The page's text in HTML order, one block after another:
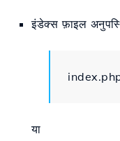
इंडेक्स फ़ाइल
या